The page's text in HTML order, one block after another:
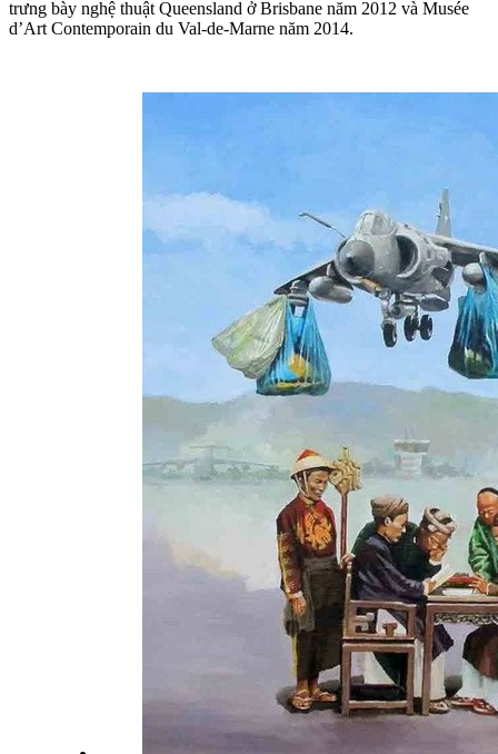
trưng bày nghệ thuật Queensland ở Brisbane năm 2012 và Musée
d’Art Contemporain du Val-de-Marne năm 2014.